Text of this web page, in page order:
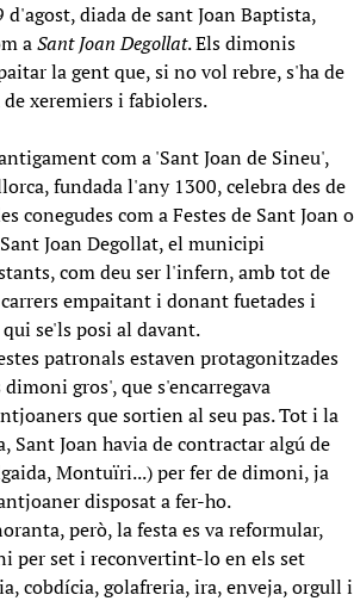
diada de sant Joan Baptista,
aSant Joan Degollat. Els dimonis
la gent que, si no vol rebre, s'ha de
xeremiers i fabiolers.
com a 'Sant Joan de Sineu',
fundada l'any 1300, celebra des de
conegudes com a Festes de Sant Joan o
Joan Degollat, el municipi
com deu ser l'infern, amb tot de
empaitant i donant fuetades i
se'ls posi al davant.
patronals estaven protagonitzades
gros', que s'encarregava
que sortien al seu pas. Tot i la
Sant Joan havia de contractar algú de
Montuïri...) per fer de dimoni, ja
disposat a fer-ho.
però, la festa es va reformular,
per set i reconvertint-lo en els set
cobdícia, golafreria, ira, enveja, orgull i